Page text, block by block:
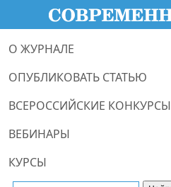
О ЖУРНАЛЕ
ОПУБЛИКОВАТЬ СТАТЬЮ
ВСЕРОССИЙСКИЕ КОНКУРСЫ
ВЕБИНАРЫ
КУРСЫ